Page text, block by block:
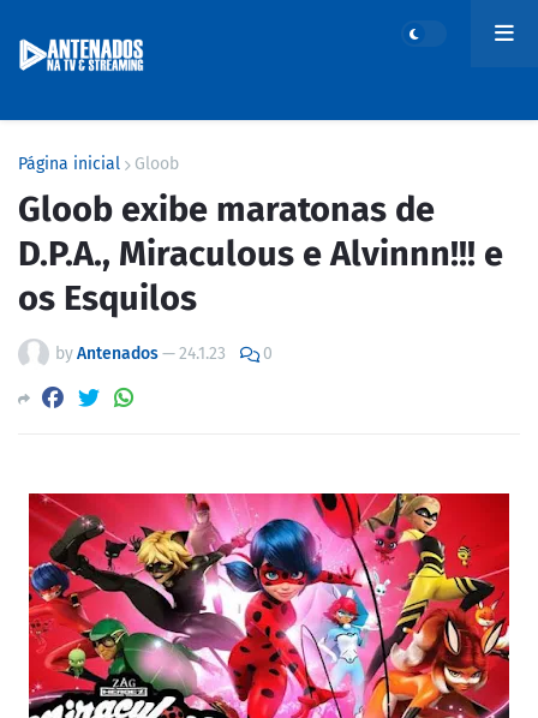
Página inicial Gloob
Gloob exibe maratonas de
D.P.A., Miraculous e Alvinnn!!! e
os Esquilos
byAntenados—24.1.23 0